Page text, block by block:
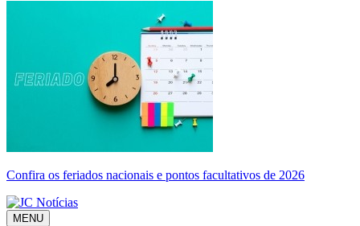
Confira os feriados nacionais e pontos facultativos de 2026
MENU